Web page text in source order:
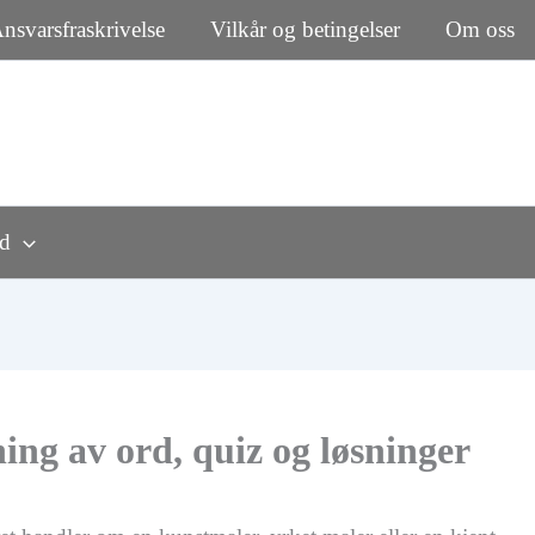
Vilkår og betingelser Om oss
av ord, quiz og løsninger